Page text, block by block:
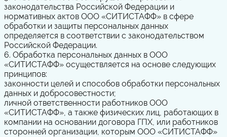
законодательства Российской Федерации и
нормативных актов ООО «СИТИСТАФФ» в сфере
обработки и защиты персональных данных
определяется в соответствии с законодательством
Российской Федерации.
6. Обработка персональных данных в ООО
«СИТИСТАФФ» осуществляется на основе следующих
принципов:
законности целей и способов обработки персональных
данных и добросовестности;
личной ответственности работников ООО
«СИТИСТАФФ», а также физических лиц, работающих в
компании на основании договора ГПХ, или работников
сторонней организации, которым ООО «СИТИСТАФФ»